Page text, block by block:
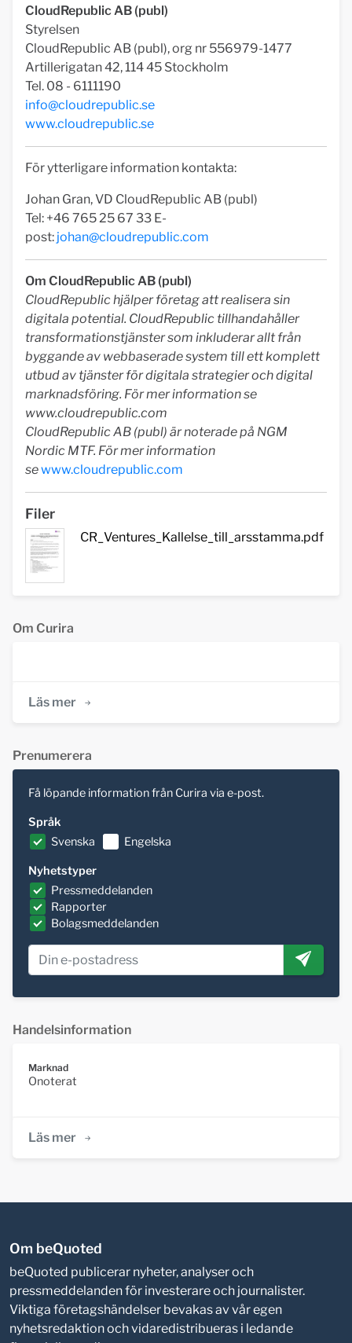
CloudRepublic AB (publ)
Styrelsen
CloudRepublic AB (publ), org nr 556979-1477
Artillerigatan 42, 114 45 Stockholm
Tel. 08 - 6111190
info@cloudrepublic.se
www.cloudrepublic.se
För ytterligare information kontakta:
Johan Gran, VD CloudRepublic AB (publ)
Tel: +46 765 25 67 33 E-
post: johan@cloudrepublic.com
Om CloudRepublic AB (publ)
CloudRepublic hjälper företag att realisera sin
digitala potential. CloudRepublic tillhandahåller
transformationstjänster som inkluderar allt från
byggande av webbaserade system till ett komplett
utbud av tjänster för digitala strategier och digital
marknadsföring. För mer information se
www.cloudrepublic.com
CloudRepublic AB (publ) är noterade på NGM
Nordic MTF. För mer information
sewww.cloudrepublic.com
Filer
CR_Ventures_Kallelse_till_arsstamma.pdf
Om Curira
Läs mer
Prenumerera
Få löpande information från Curira via e-post.
Språk
Svenska
Engelska
Nyhetstyper
Pressmeddelanden
Rapporter
Bolagsmeddelanden
Handelsinformation
Marknad
Onoterat
Läs mer
Om beQuoted
beQuoted publicerar nyheter, analyser och
pressmeddelanden för investerare och journalister.
Viktiga företagshändelser bevakas av vår egen
nyhetsredaktion och vidaredistribueras i ledande